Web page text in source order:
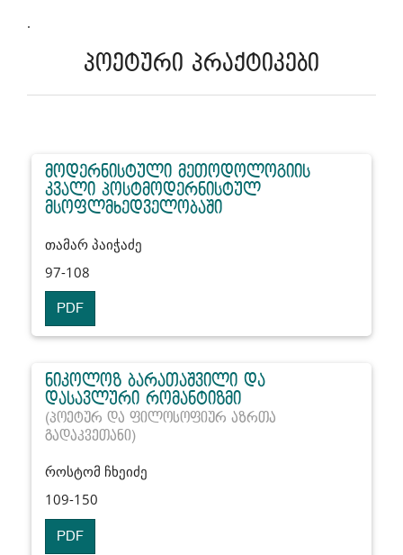
.
პოეტური პრაქტიკები
მოდერნისტული მეთოდოლოგიის
კვალი პოსტმოდერნისტულ
მსოფლმხედველობაში
თამარ პაიჭაძე
97-108
PDF
ნიკოლოზ ბარათაშვილი და
დასავლური რომანტიზმი
(პოეტურ და ფილოსოფიურ აზრთა
გადაკვეთანი)
როსტომ ჩხეიძე
109-150
PDF